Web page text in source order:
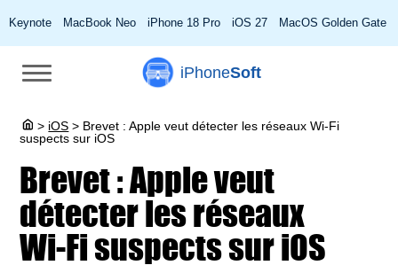
Keynote MacBook Neo iPhone 18 Pro iOS 27 MacOS Golden Gate
iPhoneSoft
> iOS > Brevet : Apple veut détecter les réseaux Wi-Fi
suspects sur iOS
Brevet : Apple veut
détecter les réseaux
Wi-Fi suspects sur iOS